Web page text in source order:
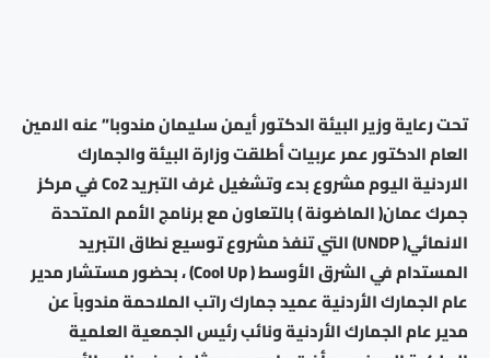
تحت رعاية وزير البيئة الدكتور أيمن سليمان مندوبا” عنه الامين
العام الدكتور عمر عربيات أطلقت وزارة البيئة والجمارك
الاردنية اليوم مشروع بدء وتشغيل غرف التبريد Co2 في مركز
جمرك عمان( الماضونة ) بالتعاون مع برنامج الأمم المتحدة
الانمائي( UNDP) التي تنفذ مشروع توسيع نطاق التبريد
المستدام في الشرق الأوسط ( Cool Up) ، بحضور مستشار مدير
عام الجمارك الأردنية عميد جمارك راتب الملاحمة مندوباً عن
مدير عام الجمارك الأردنية ونائب رئيس الجمعية العلمية